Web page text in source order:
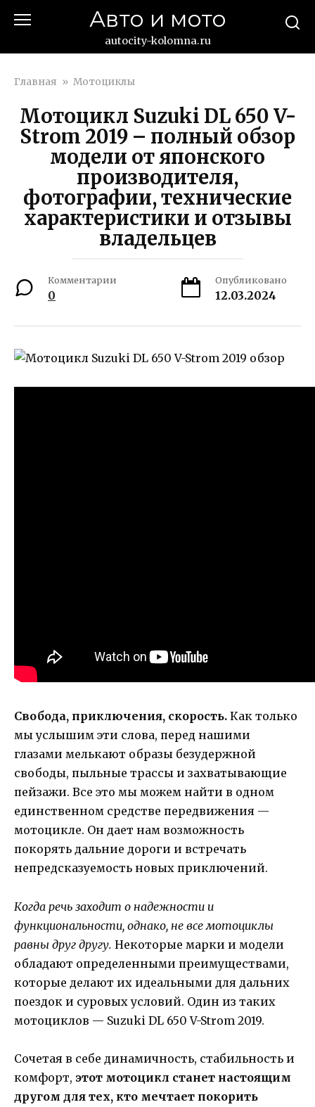
Авто и мото
autocity-kolomna.ru
Главная » Мотоциклы
Мотоцикл Suzuki DL 650 V-
Strom 2019 – полный обзор
модели от японского
производителя,
фотографии, технические
характеристики и отзывы
владельцев
Комментарии
0
Опубликовано
12.03.2024
Свобода, приключения, скорость. Как только
мы услышим эти слова, перед нашими
глазами мелькают образы безудержной
свободы, пыльные трассы и захватывающие
пейзажи. Все это мы можем найти в одном
единственном средстве передвижения —
мотоцикле. Он дает нам возможность
покорять дальние дороги и встречать
непредсказуемость новых приключений.
Когда речь заходит о надежности и
функциональности, однако, не все мотоциклы
равны друг другу. Некоторые марки и модели
обладают определенными преимуществами,
которые делают их идеальными для дальних
поездок и суровых условий. Один из таких
мотоциклов — Suzuki DL 650 V-Strom 2019.
Сочетая в себе динамичность, стабильность и
комфорт, этот мотоцикл станет настоящим
другом для тех, кто мечтает покорить